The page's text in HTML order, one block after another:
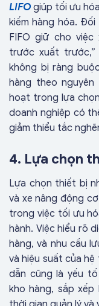
LIFO giúp tối ưu
kiếm hàng hóa.
FIFO giữ cho
trước xuất
không bị ràng
hàng theo
hoạt trong lựa
doanh nghiệp có
giảm thiểu tắc
4. Lựa chọn
Lựa chọn thiết bị
và xe nâng động
trong việc tối ưu
hành. Việc hiểu rõ
hàng, và nhu cầu
và hiệu suất của
dẫn cũng là yếu
kho hàng, sắp